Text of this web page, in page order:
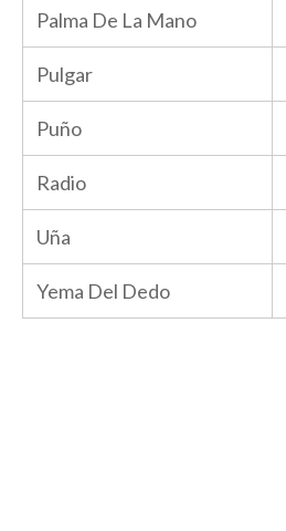
Palma De La Mano
Pulgar
Puño
Radio
Uña
Yema Del Dedo